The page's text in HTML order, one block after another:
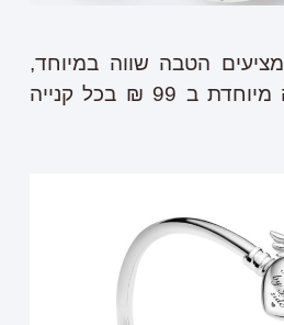
מציעים הטבה שווה במיוחד,
צמיד בנגל במהדורה מיוחדת ב 99 ₪ בכל קנייה